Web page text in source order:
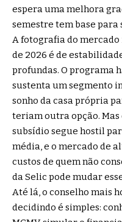
espera uma melhora
semestre tem base
A fotografia do
de 2026 é de
profundas. O programa
sustenta um segmento
sonho da casa própria
teriam outra opção.
subsídio segue hostil
média, e o mercado de
custos de quem não
da Selic pode mudar
Até lá, o conselho mais
decidindo é simples: